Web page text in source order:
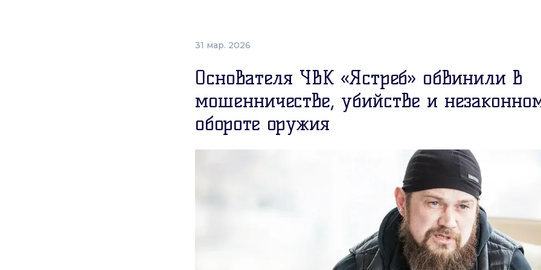
31 мар. 2026
Основателя ЧВК «Ястреб» обвинили в
мошенничестве, убийстве и
обороте оружия